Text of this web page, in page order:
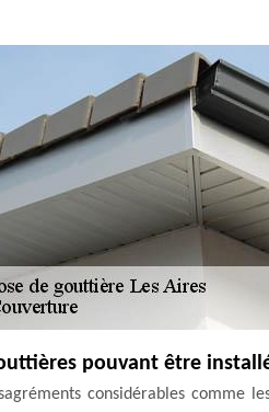
pouvant être
considérables comme